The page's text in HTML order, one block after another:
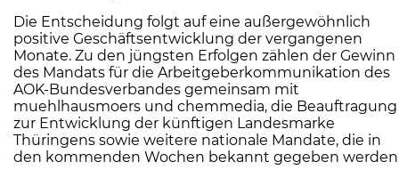
Die Entscheidung folgt auf eine außergewöhnlich
positive Geschäftsentwicklung der vergangenen
Monate. Zu den jüngsten Erfolgen zählen der Gewinn
des Mandats für die Arbeitgeberkommunikation des
AOK-Bundesverbandes gemeinsam mit
muehlhausmoers und chemmedia, die Beauftragung
zur Entwicklung der künftigen Landesmarke
Thüringens sowie weitere nationale Mandate, die in
den kommenden Wochen bekannt gegeben